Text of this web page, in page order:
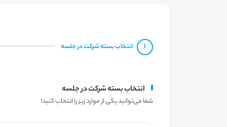
1 انتخاب بسته شرکت در جلسه
انتخاب بسته شرکت در جلسه
شما می‌توانید یکی از موارد زیر را انتخاب کنید!